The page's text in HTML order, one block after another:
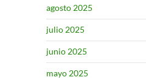
agosto 2025
julio 2025
junio 2025
mayo 2025